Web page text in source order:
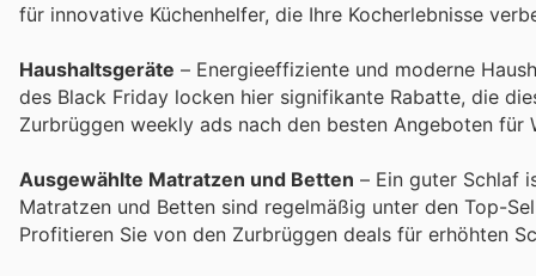
für innovative Küchenhelfer, die Ihre Kocherlebnisse
Haushaltsgeräte – Energieeffiziente und moderne
des Black Friday locken hier signifikante Rabatte, die
Zurbrüggen weekly ads nach den besten Angeboten für
Ausgewählte Matratzen und Betten – Ein guter Schlaf
Matratzen und Betten sind regelmäßig unter den Top-
Profitieren Sie von den Zurbrüggen deals für erhöhten